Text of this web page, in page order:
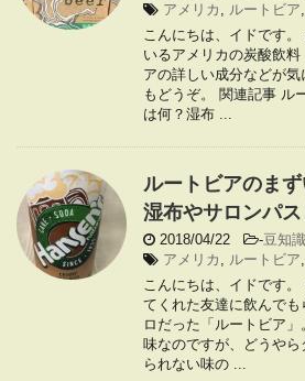
アメリカ , ルートビア,
こんにちは、イドです
いるアメリカの炭酸飲
アの詳しい成分などが
もどうぞ。 関連記事 ル
は何？湿布 ...
ルートビアのま
湿布やサロンパ
2018/04/22 -豆知識
アメリカ , ルートビア,
こんにちは、イドです
てくれた友達に飲んで
ロだった「ルートビア
味なのですが、どうや
られない味の ...